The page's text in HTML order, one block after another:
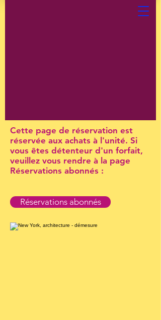
Cette page de réservation est
réservée aux achats à l'unité. Si
vous êtes détenteur d'un forfait,
veuillez vous rendre à la page
Réservations abonnés :
Réservations abonnés